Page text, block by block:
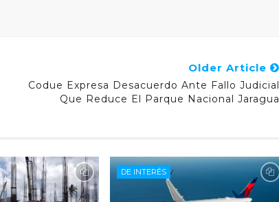
Older Article
Codue Expresa Desacuerdo Ante Fallo Judicial
Que Reduce El Parque Nacional Jaragua
DE INTERÉS